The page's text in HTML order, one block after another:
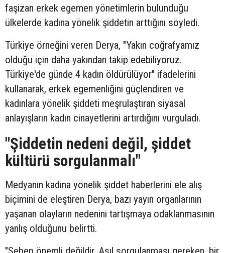
faşizan erkek egemen yönetimlerin bulunduğu
ülkelerde kadına yönelik şiddetin arttığını söyledi.
Türkiye örneğini veren Derya, "Yakın coğrafyamız
olduğu için daha yakından takip edebiliyoruz.
Türkiye'de günde 4 kadın öldürülüyor" ifadelerini
kullanarak, erkek egemenliğini güçlendiren ve
kadınlara yönelik şiddeti meşrulaştıran siyasal
anlayışların kadın cinayetlerini artırdığını vurguladı.
"Şiddetin nedeni değil, şiddet
kültürü sorgulanmalı"
Medyanın kadına yönelik şiddet haberlerini ele alış
biçimini de eleştiren Derya, bazı yayın organlarının
yaşanan olayların nedenini tartışmaya odaklanmasının
yanlış olduğunu belirtti.